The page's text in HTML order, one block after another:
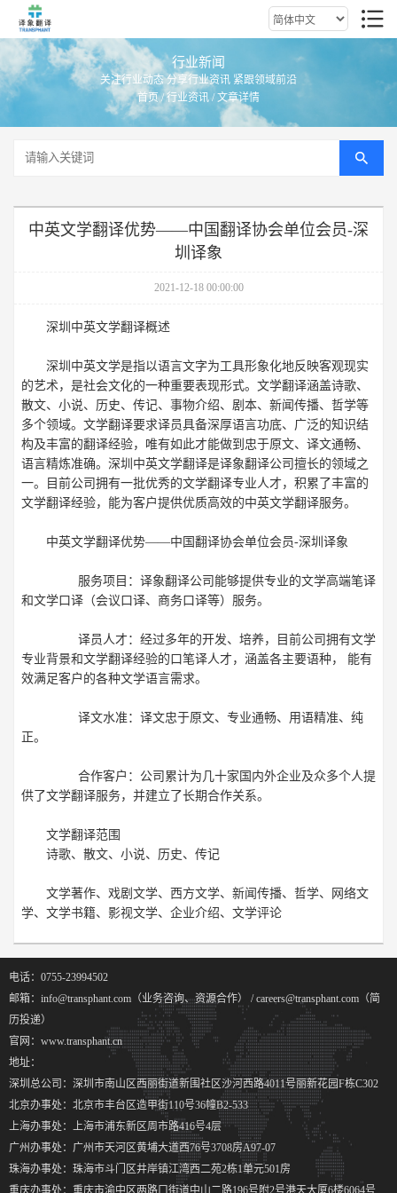
行业新闻
关注行业动态 分享行业资讯 紧跟领域前沿
首页/行业资讯 / 文章详情
中英文学翻译优势——中国翻译协会单位会员-深
圳译象
2021-12-18 00:00:00
深圳中英文学翻译概述
深圳中英文学是指以语言文字为工具形象化地反映客观现实
的艺术，是社会文化的一种重要表现形式。文学翻译涵盖诗歌、
散文、小说、历史、传记、事物介绍、剧本、新闻传播、哲学等
多个领域。文学翻译要求译员具备深厚语言功底、广泛的知识结
构及丰富的翻译经验，唯有如此才能做到忠于原文、译文通畅、
语言精炼准确。深圳中英文学翻译是译象翻译公司擅长的领域之
一。目前公司拥有一批优秀的文学翻译专业人才，积累了丰富的
文学翻译经验，能为客户提供优质高效的中英文学翻译服务。
中英文学翻译优势——中国翻译协会单位会员-深圳译象
服务项目：译象翻译公司能够提供专业的文学高端笔译
和文学口译（会议口译、商务口译等）服务。
译员人才：经过多年的开发、培养，目前公司拥有文学
专业背景和文学翻译经验的口笔译人才，涵盖各主要语种， 能有
效满足客户的各种文学语言需求。
译文水准：译文忠于原文、专业通畅、用语精准、纯
正。
合作客户：公司累计为几十家国内外企业及众多个人提
供了文学翻译服务，并建立了长期合作关系。
文学翻译范围
诗歌、散文、小说、历史、传记
文学著作、戏剧文学、西方文学、新闻传播、哲学、网络文
学、文学书籍、影视文学、企业介绍、文学评论
电话：0755-23994502
邮箱：info@transphant.com（业务咨询、资源合作） / careers@transphant.com（简
历投递）
官网：www.transphant.cn
地址：
深圳总公司：深圳市南山区西丽街道新围社区沙河西路4011号丽新花园F栋C302
北京办事处：北京市丰台区造甲街110号36幢B2-533
上海办事处：上海市浦东新区周市路416号4层
广州办事处：广州市天河区黄埔大道西76号3708房A97-07
珠海办事处：珠海市斗门区井岸镇江湾西二苑2栋1单元501房
重庆办事处：重庆市渝中区两路口街道中山二路196号附2号港天大厦6楼6064号